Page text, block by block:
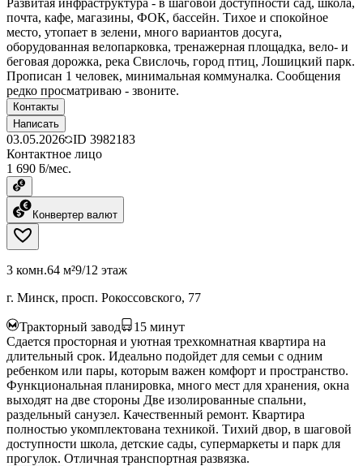
почта, кафе, магазины, ФОК, бассейн. Тихое и спокойное
место, утопает в зелени, много вариантов досуга,
оборудованная велопарковка, тренажерная площадка, вело- и
беговая дорожка, река Свислочь, город птиц, Лошицкий парк.
Прописан 1 человек, минимальная коммуналка. Сообщения
редко просматриваю - звоните.
Контакты
Написать
03.05.2026 ID 3982183
Контактное лицо
1 690 ƃ/мес.
Конвертер валют
3 комн.64 м²9/12 этаж
г. Минск, просп. Рокоссовского, 77
Тракторный завод 15 минут
Сдается просторная и уютная трехкомнатная квартира на
длительный срок. Идеально подойдет для семьи с одним
ребенком или пары, которым важен комфорт и пространство.
Функциональная планировка, много мест для хранения, окна
выходят на две стороны Две изолированные спальни,
раздельный санузел. Качественный ремонт. Квартира
полностью укомплектована техникой. Тихий двор, в шаговой
доступности школа, детские сады, супермаркеты и парк для
прогулок. Отличная транспортная развязка.